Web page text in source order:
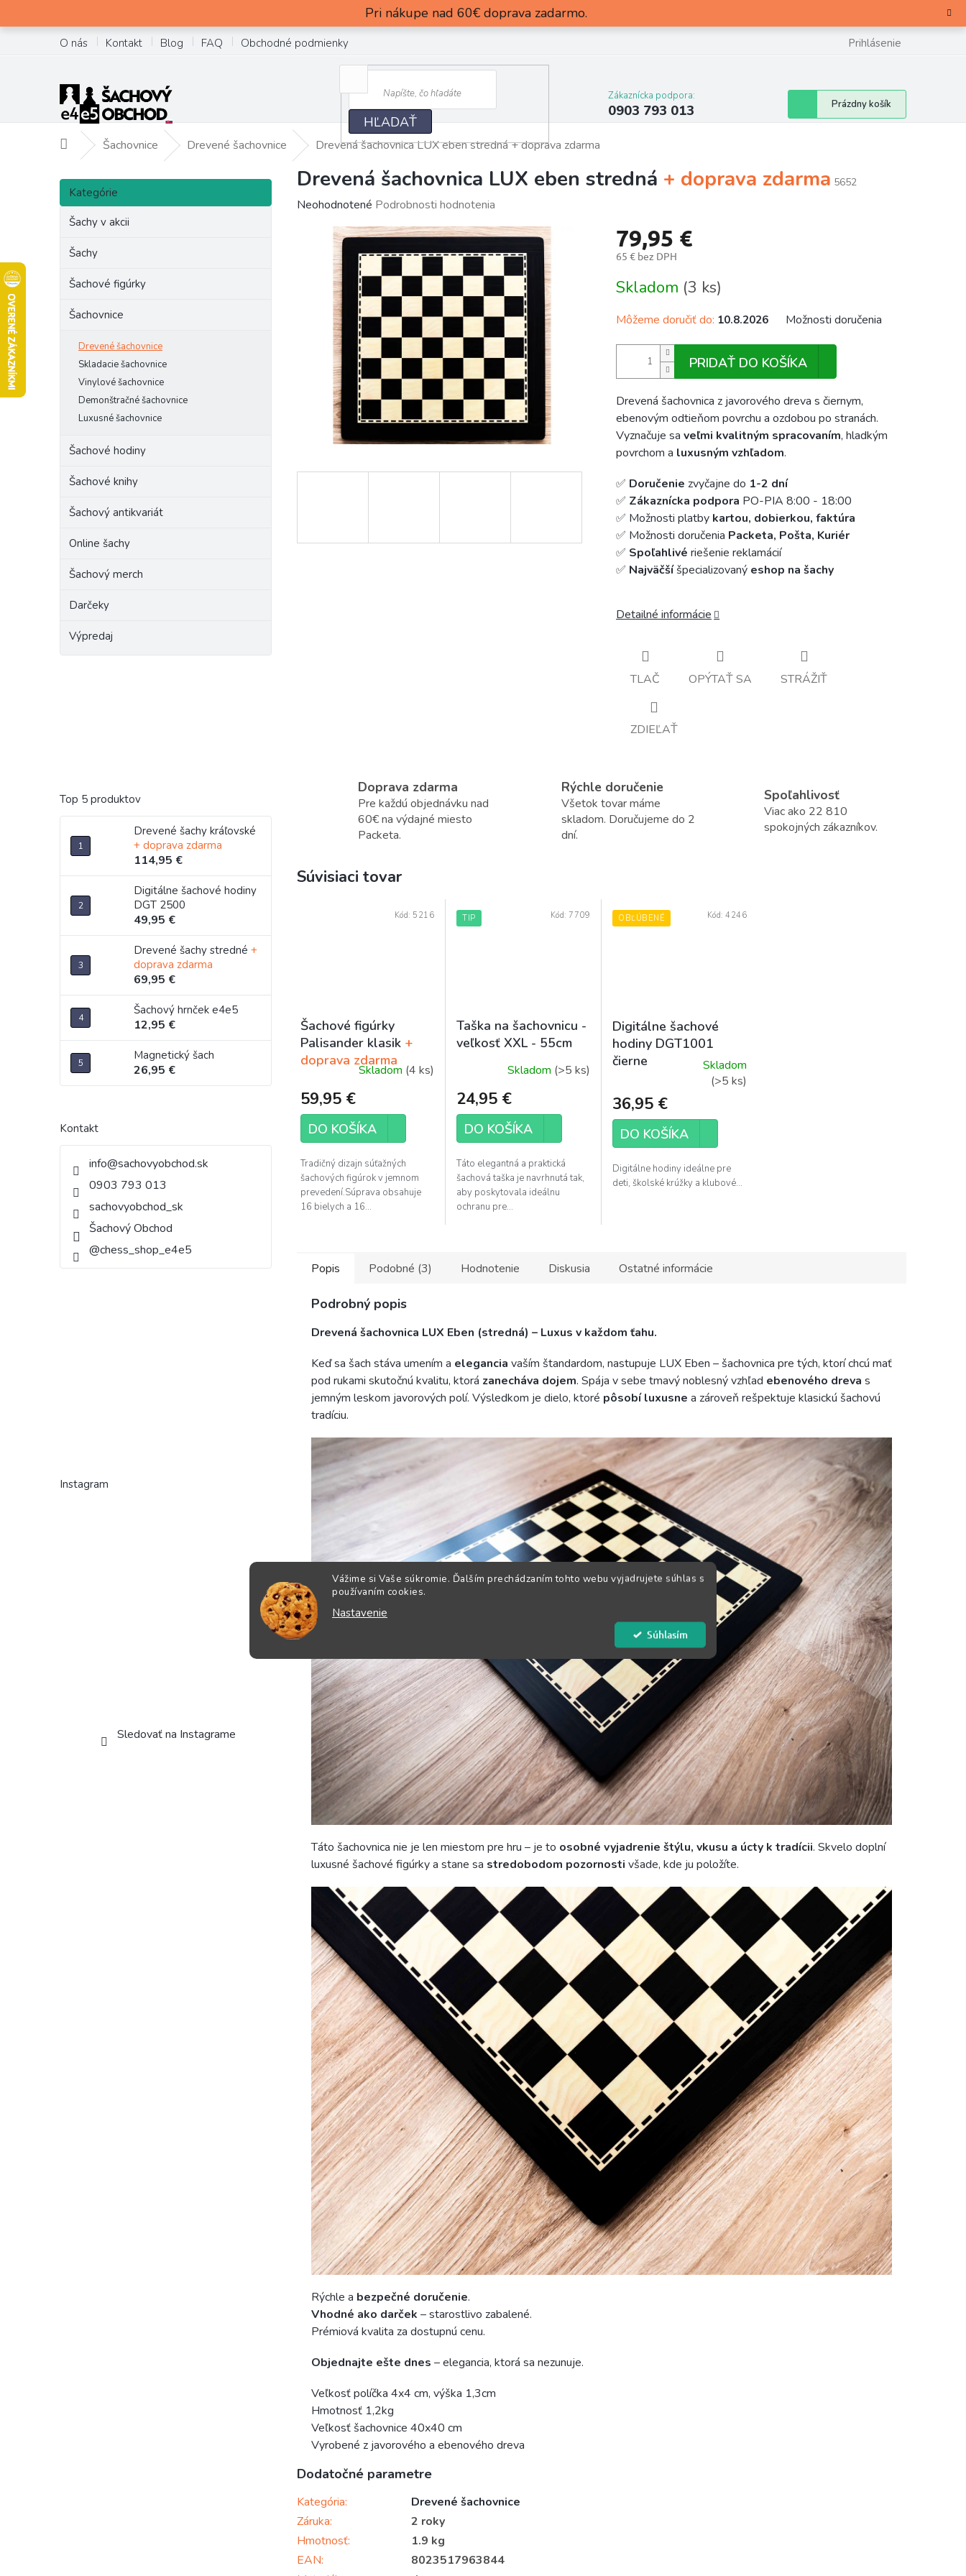
Vážime si Vaše súkromie. Ďalším prechádzaním tohto webu vyjadrujete súhlas s
používaním cookies.
Nastavenie
Súhlasím
na
Pri nákupe nad 60€ doprava zadarmo.
O nás Kontakt Blog FAQ Obchodné podmienky Prihlásenie
HĽADAŤ
Zákaznícka podpora:
0903 793 013
Nákupný
košík
Prázdny košík
DomovŠachovnice Drevené šachovnice Drevená šachovnica LUX eben stredná+ doprava zdarma
B
č
Preskočiť
kategórie
Kategórie
Šachy v akcii
Šachy
Šachové figúrky
Šachovnice
Drevené šachovnice
Skladacie šachovnice
Vinylové šachovnice
Demonštračné šachovnice
Luxusné šachovnice
Šachové hodiny
Šachové knihy
Šachový antikvariát
Online šachy
Šachový merch
Darčeky
Výpredaj
Top 5 produktov
Drevené šachy kráľovské
+ doprava zdarma
114,95 €
Digitálne šachové hodiny
DGT 2500
49,95 €
Drevené šachy stredné +
doprava zdarma
69,95 €
Šachový hrnček e4e5
12,95 €
Magnetický šach
26,95 €
Kontakt
info@sachovyobchod.sk
0903 793 013
sachovyobchod_sk
Šachový Obchod
@chess_shop_e4e5
Instagram
Sledovať na Instagrame
Drevená šachovnica LUX eben stredná + doprava zdarma 5652
Priemerné
produktu
hviezdičiek.
Neohodnotené Podrobnosti hodnotenia
79,95 €
65 € bez DPH
Jednotková
cena:
Skladom (3 ks)
Môžeme doručiť do: 10.8.2026 Možnosti doručenia
PRIDAŤ DO KOŠÍKA
Drevená šachovnica z javorového dreva s čiernym,
ebenovým odtieňom povrchu a ozdobou po stranách.
Vyznačuje sa veľmi kvalitným spracovaním, hladkým
povrchom a luxusným vzhľadom.
✅ Doručenie zvyčajne do 1-2 dní
✅ Zákaznícka podpora PO-PIA 8:00 - 18:00
✅ Možnosti platby kartou, dobierkou, faktúra
✅ Možnosti doručenia Packeta, Pošta, Kuriér
✅ Spoľahlivé riešenie reklamácií
✅ Najväčšíšpecializovaný eshop na šachy
Detailné informácie
TLAČ OPÝTAŤ SA STRÁŽIŤ
ZDIEĽAŤ
Doprava zdarma
Pre každú objednávku nad
60€ na výdajné miesto
Packeta.
Rýchle doručenie
Všetok tovar máme
skladom. Doručujeme do 2
dní.
Spoľahlivosť
Viac ako 22 810
spokojných zákazníkov.
Súvisiaci tovar
Šachové figúrky
Palisander klasik +
doprava zdarma
Skladom (4 ks)
59,95 €
DO KOŠÍKA
Tradičný dizajn súťažných
šachových figúrok v jemnom
prevedení.Súprava obsahuje
16 bielych a 16...
Kód: 5216 TIP
Taška na šachovnicu -
veľkosť XXL - 55cm
Skladom (>5 ks)
24,95 €
DO KOŠÍKA
Táto elegantná a praktická
šachová taška je navrhnutá tak,
aby poskytovala ideálnu
ochranu pre...
Kód: 7709 OBĽÚBENÉ
Digitálne šachové
hodiny DGT1001
čierne
produktu
je
5,0
5
hviezdičiek.
Skladom
(>5 ks)
36,95 €
DO KOŠÍKA
Digitálne hodiny ideálne pre
deti, školské krúžky a klubové...
Kód: 4246
Popis Podobné (3) Hodnotenie Diskusia Ostatné informácie
Podrobný popis
Drevená šachovnica LUX Eben (stredná) – Luxus v každom ťahu.
Keď sa šach stáva umením a elegancia vaším štandardom, nastupuje LUX Eben – šachovnica pre tých, ktorí chcú mať
pod rukami skutočnú kvalitu, ktorá zanecháva dojem. Spája v sebe tmavý noblesný vzhľad ebenového dreva s
jemným leskom javorových polí. Výsledkom je dielo, ktoré pôsobí luxusne a zároveň rešpektuje klasickú šachovú
tradíciu.
Táto šachovnica nie je len miestom pre hru – je to osobné vyjadrenie štýlu, vkusu a úcty k tradícii. Skvelo doplní
luxusné šachové figúrky a stane sa stredobodom pozornosti všade, kde ju položíte.
Rýchle a bezpečné doručenie.
Vhodné ako darček – starostlivo zabalené.
Prémiová kvalita za dostupnú cenu.
Objednajte ešte dnes – elegancia, ktorá sa nezunuje.
Veľkosť políčka 4x4 cm, výška 1,3cm
Hmotnosť 1,2kg
Veľkosť šachovnice 40x40 cm
Vyrobené z javorového a ebenového dreva
Dodatočné parametre
Kategória:
Drevené šachovnice
Záruka:
2 roky
Hmotnosť:
1.9 kg
EAN:
8023517963844